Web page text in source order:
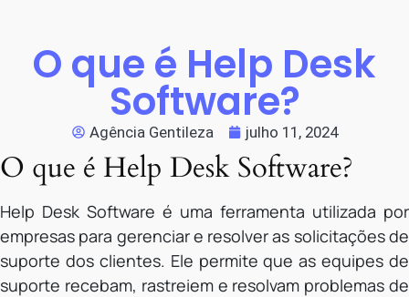
O que é Help Desk
Software?
Agência Gentileza julho 11, 2024
O que é Help Desk Software?
Help Desk Software é uma ferramenta utilizada por
empresas para gerenciar e resolver as solicitações de
suporte dos clientes. Ele permite que as equipes de
suporte recebam, rastreiem e resolvam problemas de